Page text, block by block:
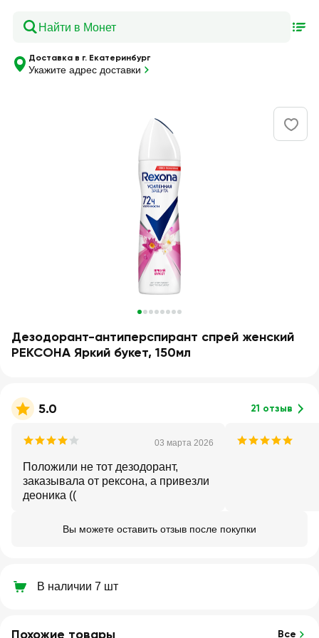
Доставка в г. Екатеринбург
Укажите адрес доставки
Дезодорант-антиперспирант спрей женский
РЕКСОНА Яркий букет, 150мл
5.0 21 отзыв
03 марта 2026
Положили не тот дезодорант,
заказывала от рексона, а привезли
деоника ((
Вы можете оставить отзыв после покупки
В наличии 7 шт
Похожие товары Все